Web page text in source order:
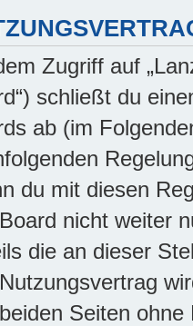
Zugriff auf
schließt du
ab (im
du mit diesen
nicht weiter
die an dieser
Seiten